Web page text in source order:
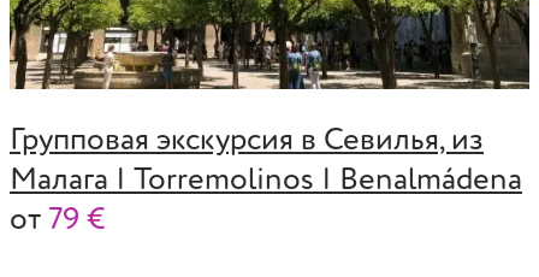
Групповая экскурсия в Севилья, из
Малага | Torremolinos | Benalmádena
от 79 €